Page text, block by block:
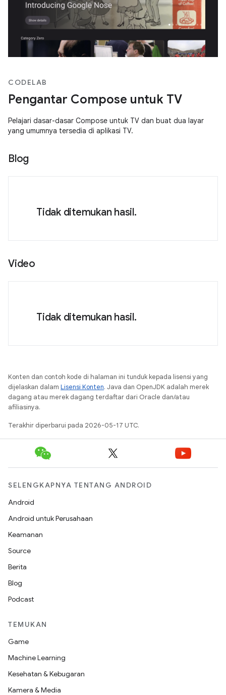
CODELAB
Pengantar Compose untuk TV
Pelajari dasar-dasar Compose untuk TV dan buat dua layar
yang umumnya tersedia di aplikasi TV.
Blog
Tidak ditemukan hasil.
Video
Tidak ditemukan hasil.
Konten dan contoh kode di halaman ini tunduk kepada lisensi yang
dijelaskan dalam Lisensi Konten. Java dan OpenJDK adalah merek
dagang atau merek dagang terdaftar dari Oracle dan/atau
afiliasinya.
Terakhir diperbarui pada 2026-05-17 UTC.
SELENGKAPNYA TENTANG ANDROID
Android
Android untuk Perusahaan
Keamanan
Source
Berita
Blog
Podcast
TEMUKAN
Game
Machine Learning
Kesehatan & Kebugaran
Kamera & Media